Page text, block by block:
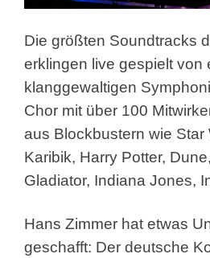
Die größten Soundtracks
erklingen live gespielt von
klanggewaltigen
Chor mit über 100
aus Blockbustern wie Star
Karibik, Harry Potter,
Gladiator, Indiana Jones,
Hans Zimmer hat etwas
geschafft: Der deutsche